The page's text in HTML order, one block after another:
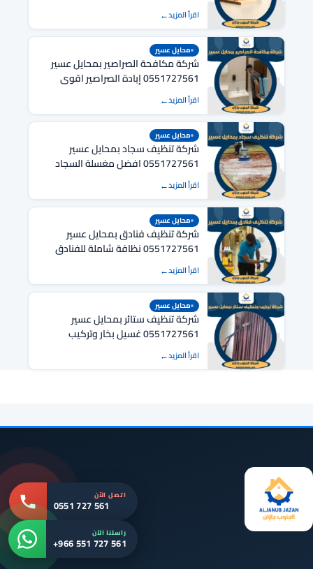
اقرأ المزيد
محايل عسير
شركة مكافحة الصراصير بمحايل عسير
0551727561 إبادة الصراصير اقوى
المبيدات
اقرأ المزيد
محايل عسير
شركة تنظيف سجاد بمحايل عسير
0551727561 افضل مغسلة السجاد
اقرأ المزيد
محايل عسير
شركة تنظيف فنادق بمحايل عسير
0551727561 نظافة شاملة للفنادق
اقرأ المزيد
محايل عسير
شركة تنظيف ستائر بمحايل عسير
0551727561 غسيل بخار وتركيب
اقرأ المزيد
اتصل الآن
0551 727 561
راسلنا الآن
+966 551 727 561